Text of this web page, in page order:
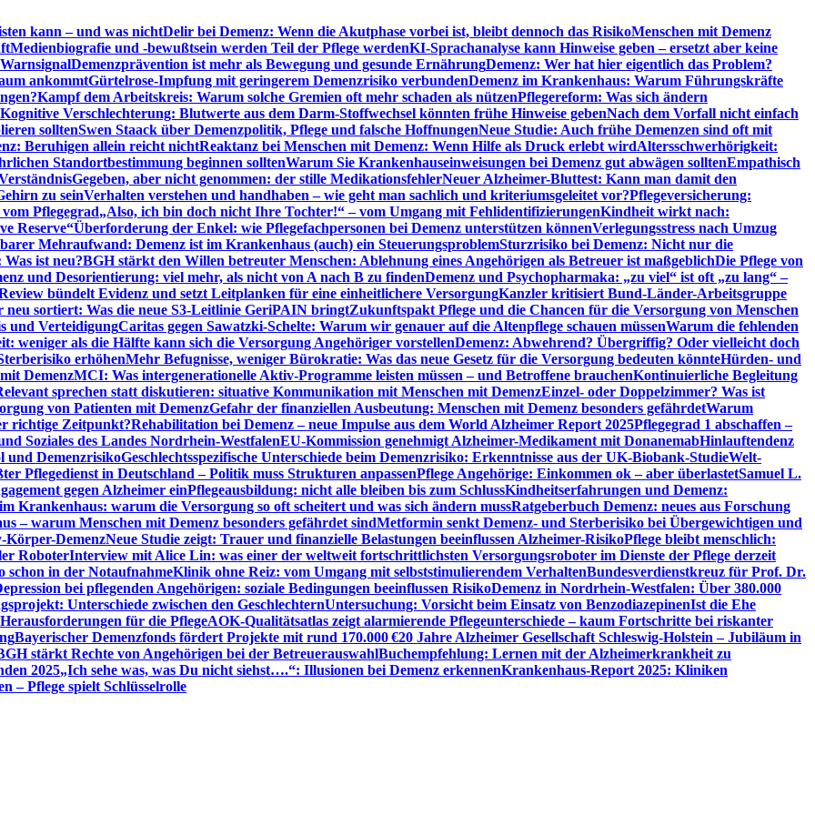
kann – und was nichtDelir bei Demenz: Wenn die Akutphase vorbei ist, bleibt dennoch das RisikoMenschen mit Demenz
Medienbiografie und -bewußtsein werden Teil der Pflege werdenKI-Sprachanalyse kann Hinweise geben – ersetzt aber keine
Demenzprävention ist mehr als Bewegung und gesunde ErnährungDemenz: Wer hat hier eigentlich das Problem?
ankommtGürtelrose-Impfung mit geringerem Demenzrisiko verbundenDemenz im Krankenhaus: Warum Führungskräfte
Kampf dem Arbeitskreis: Warum solche Gremien oft mehr schaden als nützenPflegereform: Was sich ändern
Kognitive Verschlechterung: Blutwerte aus dem Darm-Stoffwechsel könnten frühe Hinweise gebenNach dem Vorfall nicht einfach
solltenSwen Staack über Demenzpolitik, Pflege und falsche HoffnungenNeue Studie: Auch frühe Demenzen sind oft mit
Beruhigen allein reicht nichtReaktanz bei Menschen mit Demenz: Wenn Hilfe als Druck erlebt wirdAltersschwerhörigkeit:
Standortbestimmung beginnen solltenWarum Sie Krankenhauseinweisungen bei Demenz gut abwägen solltenEmpathisch
Gegeben, aber nicht genommen: der stille MedikationsfehlerNeuer Alzheimer-Bluttest: Kann man damit den
zu seinVerhalten verstehen und handhaben – wie geht man sachlich und kriteriumsgeleitet vor?Pflegeversicherung:
Pflegegrad„Also, ich bin doch nicht Ihre Tochter!“ – vom Umgang mit FehlidentifizierungenKindheit wirkt nach:
Reserve“Überforderung der Enkel: wie Pflegefachpersonen bei Demenz unterstützen könnenVerlegungsstress nach Umzug
Mehraufwand: Demenz ist im Krankenhaus (auch) ein SteuerungsproblemSturzrisiko bei Demenz: Nicht nur die
ist neu?BGH stärkt den Willen betreuter Menschen: Ablehnung eines Angehörigen als Betreuer ist maßgeblichDie Pflege von
und Desorientierung: viel mehr, als nicht von A nach B zu findenDemenz und Psychopharmaka: „zu viel“ ist oft „zu lang“ –
bündelt Evidenz und setzt Leitplanken für eine einheitlichere VersorgungKanzler kritisiert Bund-Länder-Arbeitsgruppe
neu sortiert: Was die neue S3-Leitlinie GeriPAIN bringtZukunftspakt Pflege und die Chancen für die Versorgung von Menschen
und VerteidigungCaritas gegen Sawatzki-Schelte: Warum wir genauer auf die Altenpflege schauen müssenWarum die fehlenden
weniger als die Hälfte kann sich die Versorgung Angehöriger vorstellenDemenz: Abwehrend? Übergriffig? Oder vielleicht doch
erhöhenMehr Befugnisse, weniger Bürokratie: Was das neue Gesetz für die Versorgung bedeuten könnteHürden- und
DemenzMCI: Was intergenerationelle Aktiv-Programme leisten müssen – und Betroffene brauchenKontinuierliche Begleitung
sprechen statt diskutieren: situative Kommunikation mit Menschen mit DemenzEinzel- oder Doppelzimmer? Was ist
von Patienten mit DemenzGefahr der finanziellen Ausbeutung: Menschen mit Demenz besonders gefährdetWarum
richtige Zeitpunkt?Rehabilitation bei Demenz – neue Impulse aus dem World Alzheimer Report 2025Pflegegrad 1 abschaffen –
Soziales des Landes Nordrhein-WestfalenEU-Kommission genehmigt Alzheimer-Medikament mit DonanemabHinlauftendenz
und DemenzrisikoGeschlechtsspezifische Unterschiede beim Demenzrisiko: Erkenntnisse aus der UK-Biobank-StudieWelt-
Pflegedienst in Deutschland – Politik muss Strukturen anpassenPflege Angehörige: Einkommen ok – aber überlastetSamuel L.
gegen Alzheimer einPflegeausbildung: nicht alle bleiben bis zum SchlussKindheitserfahrungen und Demenz:
Krankenhaus: warum die Versorgung so oft scheitert und was sich ändern mussRatgeberbuch Demenz: neues aus Forschung
– warum Menschen mit Demenz besonders gefährdet sindMetformin senkt Demenz- und Sterberisiko bei Übergewichtigen und
Körper-DemenzNeue Studie zeigt: Trauer und finanzielle Belastungen beeinflussen Alzheimer-RisikoPflege bleibt menschlich:
RoboterInterview mit Alice Lin: was einer der weltweit fortschrittlichsten Versorgungsroboter im Dienste der Pflege derzeit
schon in der NotaufnahmeKlinik ohne Reiz: vom Umgang mit selbststimulierendem VerhaltenBundesverdienstkreuz für Prof. Dr.
bei pflegenden Angehörigen: soziale Bedingungen beeinflussen RisikoDemenz in Nordrhein-Westfalen: Über 380.000
Unterschiede zwischen den GeschlechternUntersuchung: Vorsicht beim Einsatz von BenzodiazepinenIst die Ehe
für die PflegeAOK-Qualitätsatlas zeigt alarmierende Pflegeunterschiede – kaum Fortschritte bei riskanter
Bayerischer Demenzfonds fördert Projekte mit rund 170.000 €20 Jahre Alzheimer Gesellschaft Schleswig-Holstein – Jubiläum in
stärkt Rechte von Angehörigen bei der BetreuerauswahlBuchempfehlung: Lernen mit der Alzheimerkrankheit zu
2025„Ich sehe was, was Du nicht siehst….“: Illusionen bei Demenz erkennenKrankenhaus-Report 2025: Kliniken
– Pflege spielt Schlüsselrolle